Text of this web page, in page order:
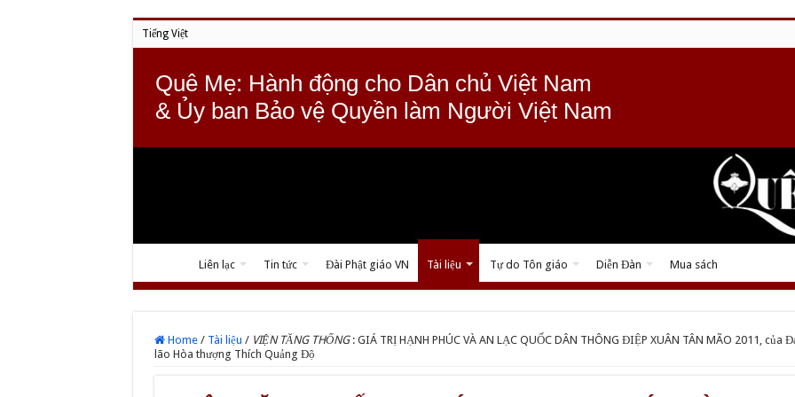
Tiếng Việt
Quê Mẹ: Hành động cho Dân chủ Việt Nam
& Ủy ban Bảo vệ Quyền làm Người Việt Nam
Liên lạc Tin tức Đài Phật giáo VN Tài liệu Tự do Tôn giáo Diễn Đàn Mua sách
Home / Tài liệu / VIỆN TĂNG THỐNG: GIÁ TRỊ HẠNH PHÚC VÀ AN LẠC QUỐC DÂN THÔNG ĐIỆP XUÂN TÂN MÃO 2011, của
lão Hòa thượng Thích Quảng Độ